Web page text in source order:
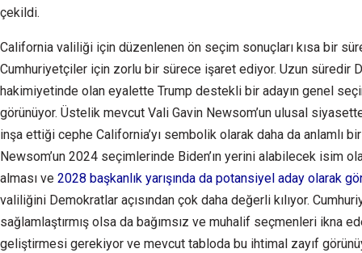
çekildi.
California valiliği için düzenlenen ön seçim sonuçları kısa bir
Cumhuriyetçiler için zorlu bir sürece işaret ediyor. Uzun süredir
hakimiyetinde olan eyalette Trump destekli bir adayın genel
görünüyor. Üstelik mevcut Vali Gavin Newsom’un ulusal
inşa ettiği cephe California’yı sembolik olarak daha da anlamlı
Newsom’un 2024 seçimlerinde Biden’ın yerini alabilecek isim
alması ve 2028 başkanlık yarışında da potansiyel aday olarak
valiliğini Demokratlar açısından çok daha değerli kılıyor.
sağlamlaştırmış olsa da bağımsız ve muhalif seçmenleri ikna
geliştirmesi gerekiyor ve mevcut tabloda bu ihtimal zayıf